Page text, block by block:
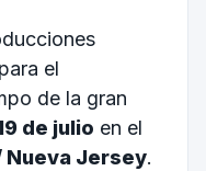
el
de la gran
de julio en el
Nueva Jersey.